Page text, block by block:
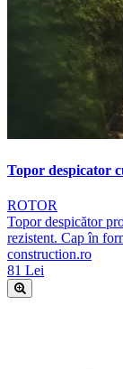
Topor despicator
ROTOR
Topor despicător
rezistent. Cap în
construction.ro
81 Lei